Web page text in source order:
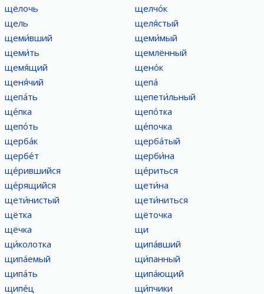
щёлочь
щелчо́к
щель
щеля́стый
щеми́вший
щеми́мый
щеми́ть
щемлённый
щемя́щий
щено́к
щеня́чий
щепа́
щепа́ть
щепети́льный
ще́пка
щепо́тка
щепо́ть
ще́почка
щерба́к
щерба́тый
щербе́т
щерби́на
ще́рившийся
ще́риться
ще́рящийся
щети́на
щети́нистый
щети́ниться
щётка
щёточка
щёчка
щи
щи́колотка
щипа́вший
щипа́емый
щи́панный
щипа́ть
щипа́ющий
щипе́ц
щи́пчики